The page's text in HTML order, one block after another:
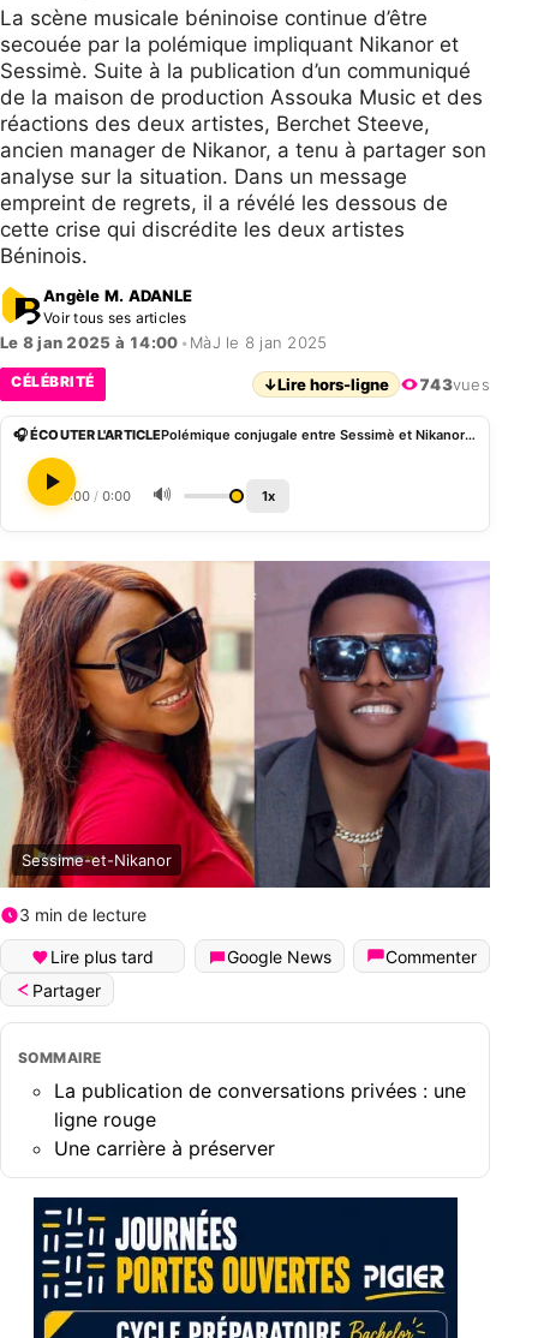
La scène musicale béninoise continue d’être
secouée par la polémique impliquant Nikanor et
Sessimè. Suite à la publication d’un communiqué
de la maison de production Assouka Music et des
réactions des deux artistes, Berchet Steeve,
ancien manager de Nikanor, a tenu à partager son
analyse sur la situation. Dans un message
empreint de regrets, il a révélé les dessous de
cette crise qui discrédite les deux artistes
Béninois.
Angèle M. ADANLE
Voir tous ses articles
Le 8 jan 2025 à 14:00 • MàJ le 8 jan 2025
CÉLÉBRITÉ ↓Lire hors-ligne 743vues
🎧 ÉCOUTER L'ARTICLE Polémique conjugale entre Sessimè et Nikanor: Berchet Steeve évoque des avertissements ignorés
0:00 / 0:00 🔊 1x
Sessime-et-Nikanor
3 min de lecture
Lire plus tard Google News
Commenter
Partager
SOMMAIRE
La publication de conversations privées : une
ligne rouge
Une carrière à préserver